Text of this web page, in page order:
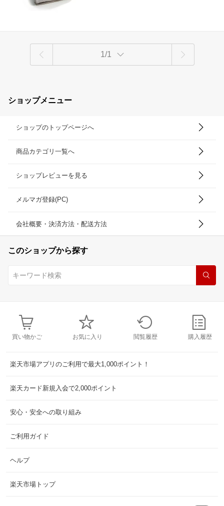
1/1
ショップメニュー
ショップのトップページへ
商品カテゴリ一覧へ
ショップレビューを見る
メルマガ登録(PC)
会社概要・決済方法・配送方法
このショップから探す
買い物かご お気に入り 閲覧履歴 購入履歴
楽天市場アプリのご利用で最大1,000ポイント！
楽天カード新規入会で2,000ポイント
安心・安全への取り組み
ご利用ガイド
ヘルプ
楽天市場トップ